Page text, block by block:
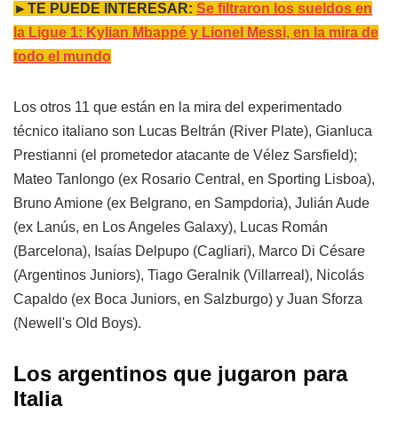
►TE PUEDE INTERESAR: Se filtraron los sueldos en
la Ligue 1: Kylian Mbappé y Lionel Messi, en la mira de
todo el mundo
Los otros 11 que están en la mira del experimentado
técnico italiano son Lucas Beltrán (River Plate), Gianluca
Prestianni (el prometedor atacante de Vélez Sarsfield);
Mateo Tanlongo (ex Rosario Central, en Sporting Lisboa),
Bruno Amione (ex Belgrano, en Sampdoria), Julián Aude
(ex Lanús, en Los Angeles Galaxy), Lucas Román
(Barcelona), Isaías Delpupo (Cagliari), Marco Di Césare
(Argentinos Juniors), Tiago Geralnik (Villarreal), Nicolás
Capaldo (ex Boca Juniors, en Salzburgo) y Juan Sforza
(Newell's Old Boys).
Los argentinos que jugaron para
Italia